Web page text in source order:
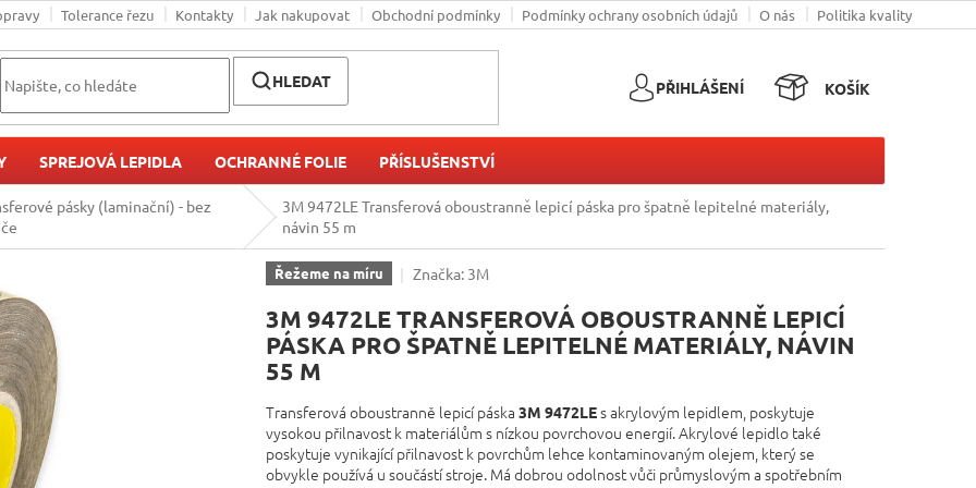
Tolerance řezu Kontakty Jak nakupovat Obchodní podmínky Podmínky ochrany osobních údajů O nás Politika kvality
HLEDAT PŘIHLÁŠENÍ
NÁKUPNÍKOŠÍK
SPREJOVÁ LEPIDLA OCHRANNÉ FOLIE PŘÍSLUŠENSTVÍ
pásky (laminační) - bez
3M 9472LE Transferová oboustranně lepicí páska pro špatně lepitelné materiály,
návin 55 m
Řežeme na míru Značka: 3M
3M 9472LE TRANSFEROVÁ OBOUSTRANNĚ LEPICÍ
PÁSKA PRO ŠPATNĚ LEPITELNÉ MATERIÁLY, NÁVIN
55 M
Transferová oboustranně lepicí páska 3M 9472LEs akrylovým lepidlem, poskytuje
vysokou přilnavost k materiálům s nízkou povrchovou energií. Akrylové lepidlo také
poskytuje vynikající přilnavost k povrchům lehce kontaminovaným olejem, který se
obvykle používá u součástí stroje. Má dobrou odolnost vůči průmyslovým a spotřebním